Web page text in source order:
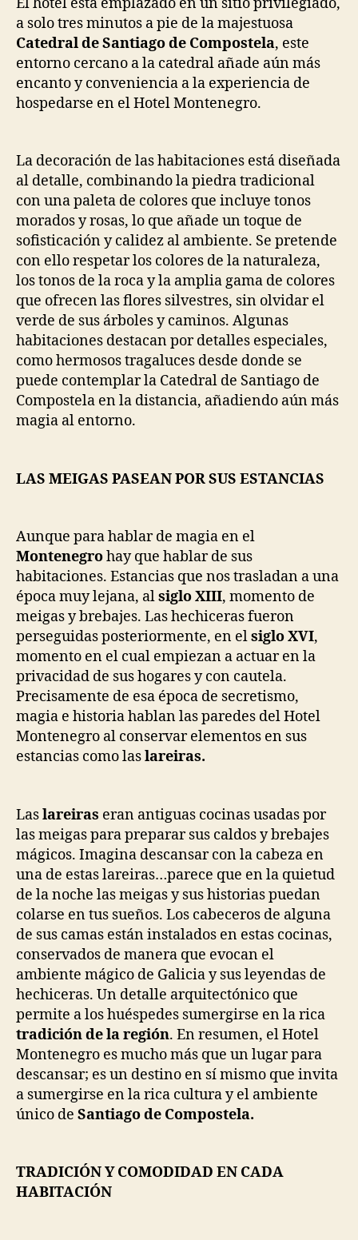
a solo tres minutos a pie de la majestuosa
Catedral de Santiago de Compostela, este
entorno cercano a la catedral añade aún más
encanto y conveniencia a la experiencia de
hospedarse en el Hotel Montenegro.
La decoración de las habitaciones está diseñada
al detalle, combinando la piedra tradicional
con una paleta de colores que incluye tonos
morados y rosas, lo que añade un toque de
sofisticación y calidez al ambiente. Se pretende
con ello respetar los colores de la naturaleza,
los tonos de la roca y la amplia gama de colores
que ofrecen las flores silvestres, sin olvidar el
verde de sus árboles y caminos. Algunas
habitaciones destacan por detalles especiales,
como hermosos tragaluces desde donde se
puede contemplar la Catedral de Santiago de
Compostela en la distancia, añadiendo aún más
magia al entorno.
LAS MEIGAS PASEAN POR SUS ESTANCIAS
Aunque para hablar de magia en el
Montenegrohay que hablar de sus
habitaciones. Estancias que nos trasladan a una
época muy lejana, alsiglo XIII, momento de
meigas y brebajes. Las hechiceras fueron
perseguidas posteriormente, en elsigloXVI,
momento en el cual empiezan a actuar en la
privacidad de sus hogares y con cautela.
Precisamente de esa época de secretismo,
magia e historia hablan las paredes del Hotel
Montenegro al conservar elementos en sus
estancias como laslareiras.
Laslareiras eran antiguas cocinas usadas por
las meigas para preparar sus caldos y brebajes
mágicos. Imagina descansar con la cabeza en
una de estas lareiras…parece que en la quietud
de la noche las meigas y sus historias puedan
colarse en tus sueños. Los cabeceros de alguna
de sus camas están instalados en estas cocinas,
conservados de manera que evocan el
ambiente mágico de Galicia y sus leyendas de
hechiceras. Un detalle arquitectónico que
permite a los huéspedes sumergirse en la rica
tradición de la región. En resumen, el Hotel
Montenegro es mucho más que un lugar para
descansar; es un destino en sí mismo que invita
a sumergirse en la rica cultura y el ambiente
único de Santiago de Compostela.
TRADICIÓN Y COMODIDAD EN CADA
HABITACIÓN